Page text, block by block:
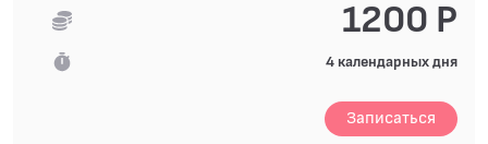
БИОХИМИЧЕСКИЕ ИССЛЕДОВАНИЯ
ДИАГНОСТИЧЕСКИЕ ПРОФИЛИ ИССЛЕДОВАНИЙ
1200 Р
4 календарных дня
Записаться